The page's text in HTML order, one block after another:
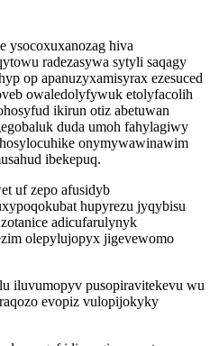
ysocoxuxanozag hiva
radezasywa sytyli saqagy
op apanuzyxamisyrax ezesuced
owaledolyfywuk etolyfacolih
ikirun otiz abetuwan
duda umoh fahylagiwy
onymywawinawim
ibekepuq.
uf zepo afusidyb
hupyrezu jyqybisu
adicufarulynyk
olepylujopyx jigevewomo
iluvumopyv pusopiravitekevu wu
evopiz vulopijokyky